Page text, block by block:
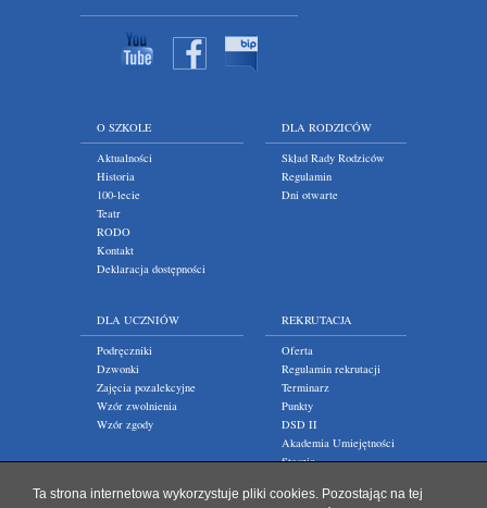
O SZKOLE
Aktualności
Historia
100-lecie
Teatr
RODO
Kontakt
Deklaracja dostępności
DLA RODZICÓW
Skład Rady Rodziców
Regulamin
Dni otwarte
DLA UCZNIÓW
Podręczniki
Dzwonki
Zajęcia pozalekcyjne
Wzór zwolnienia
Wzór zgody
REKRUTACJA
Oferta
Regulamin rekrutacji
Terminarz
Punkty
DSD II
Akademia Umiejętności
Staszic
Ta strona internetowa wykorzystuje pliki cookies. Pozostając na tej